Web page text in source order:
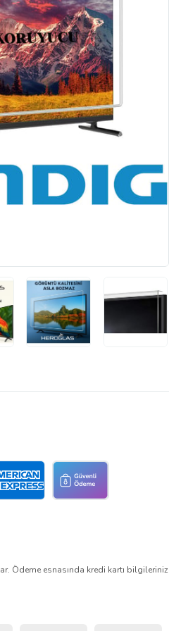
Ödeme esnasında kredi kartı bilgileriniz